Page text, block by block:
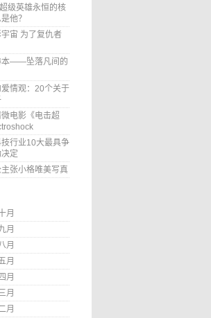
级英雄永恒的核
他？
宙 为了复仇者
本——坠落凡间的
情观：20个关于
电影《电击超
技行业10大最具争
定
张小格唯美写真
月
月
月
月
月
月
月